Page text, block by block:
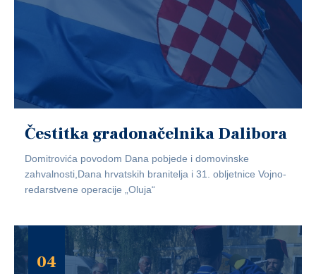
Čestitka gradonačelnika Dalibora
Domitrovića povodom Dana pobjede i domovinske
zahvalnosti,Dana hrvatskih branitelja i 31. obljetnice Vojno-
redarstvene operacije „Oluja“
04